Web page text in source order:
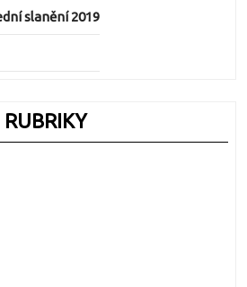
slanění 2019
RUBRIKY